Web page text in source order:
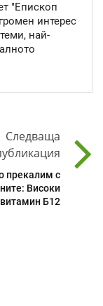
"Епископ
интерес
най-
Следваща
прекалим с
Високи
Б12